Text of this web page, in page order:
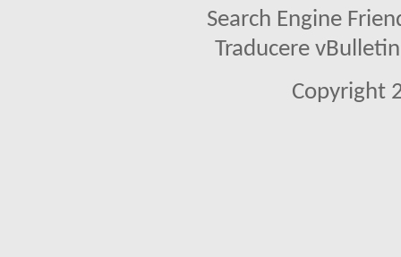
Search Engine
Traducere
Copyright